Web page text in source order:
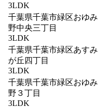
3LDK
千葉県千葉市緑区おゆみ
野中央三丁目
3LDK
千葉県千葉市緑区あすみ
が丘四丁目
3LDK
千葉県千葉市緑区おゆみ
野３丁目
3LDK